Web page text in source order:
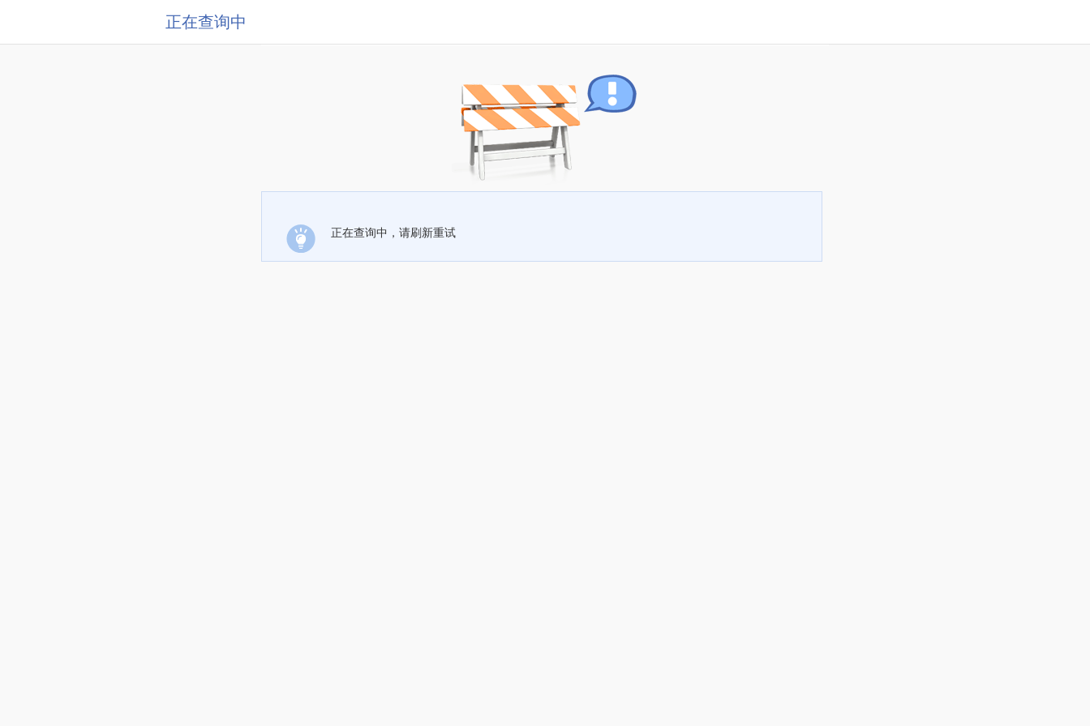
正在查询中
正在查询中，请刷新重试